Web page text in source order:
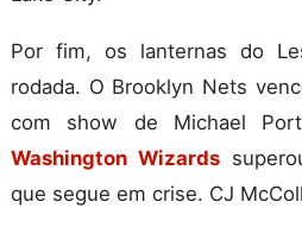
Por fim, os lanternas do
rodada. O Brooklyn Nets
com show de Michael
Washington Wizards
que segue em crise. CJ